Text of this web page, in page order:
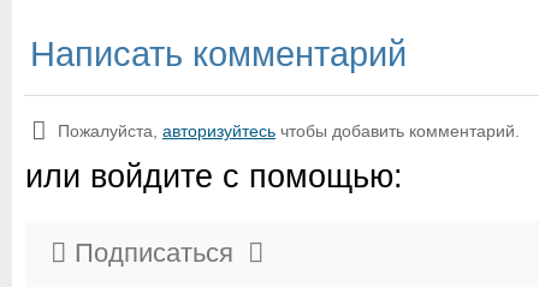
Написать комментарий
Пожалуйста, авторизуйтесь чтобы добавить комментарий.
или войдите с помощью:
Подписаться